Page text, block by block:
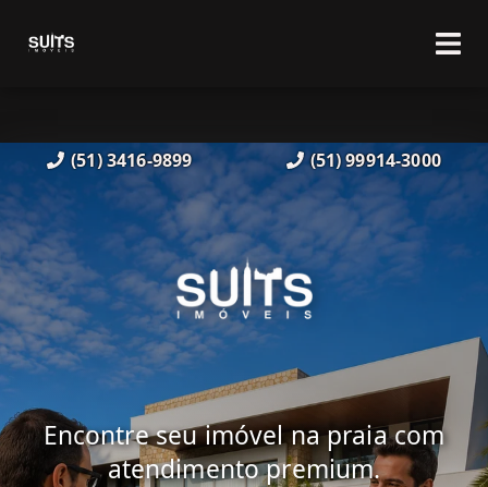
(51) 3416-9899 (51) 99914-3000
Encontre seu imóvel na praia com
atendimento premium.